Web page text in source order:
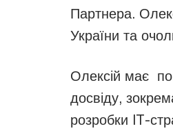
Партнера.
України та
Олексій має
досвіду,
розробки IT-